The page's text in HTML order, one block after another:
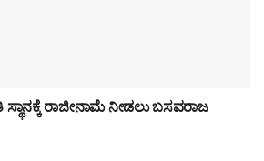
ರಾಜೀನಾಮೆ ನೀಡಲು ಬಸವರಾಜ